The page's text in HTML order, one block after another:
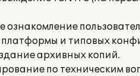
ознакомление
и типовых
архивных копий.
по техническим